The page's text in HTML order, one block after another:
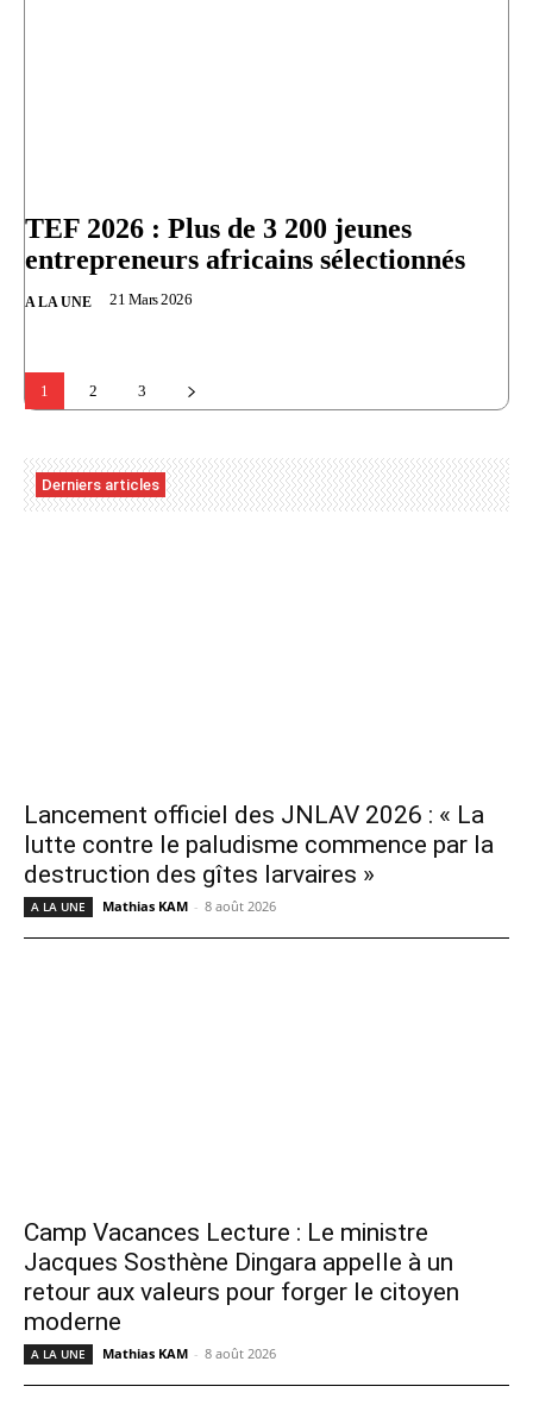
TEF 2026 : Plus de 3 200 jeunes
entrepreneurs africains sélectionnés
A LA UNE 21 Mars 2026
1 2 3
Derniers articles
Lancement officiel des JNLAV 2026 : « La
lutte contre le paludisme commence par la
destruction des gîtes larvaires »
A LA UNE Mathias KAM - 8 août 2026
Camp Vacances Lecture : Le ministre
Jacques Sosthène Dingara appelle à un
retour aux valeurs pour forger le citoyen
moderne
A LA UNE Mathias KAM - 8 août 2026